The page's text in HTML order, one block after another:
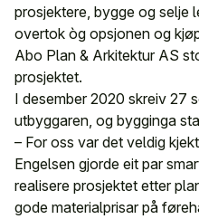
prosjektere, bygge og selje
overtok òg opsjonen og
Abo Plan & Arkitektur AS
prosjektet.
I desember 2020 skreiv 27
utbyggaren, og bygginga
– For oss var det veldig
Engelsen gjorde eit par
realisere prosjektet etter
gode materialprisar på